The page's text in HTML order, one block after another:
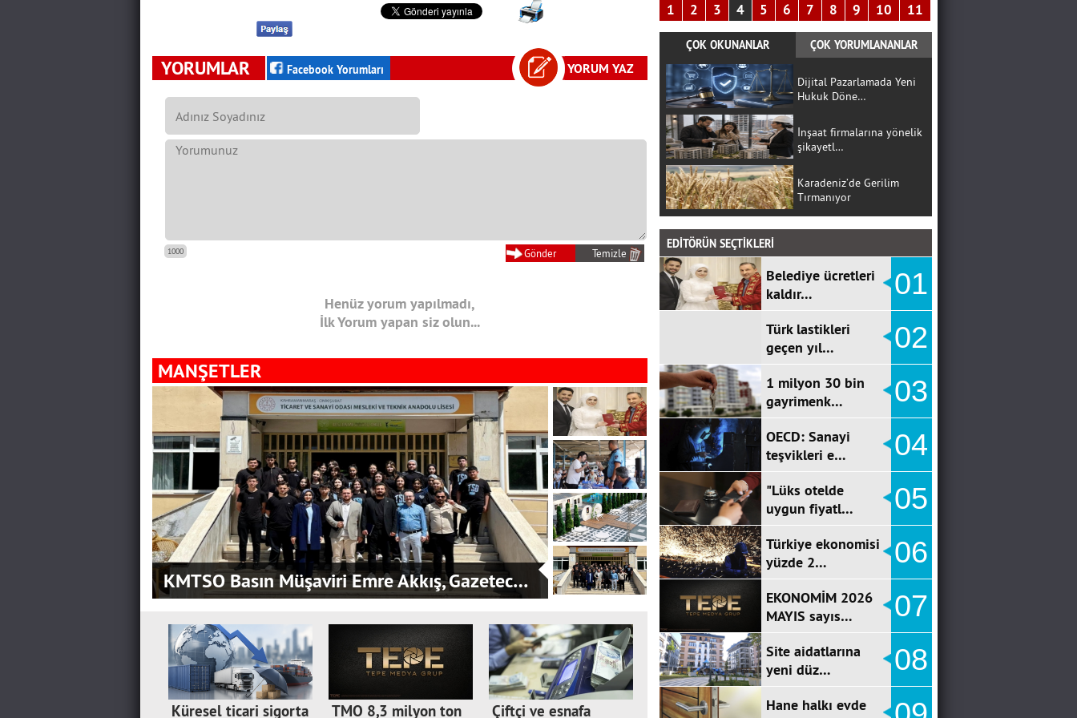
YORUMLAR Facebook Yorumları YORUM YAZ
1000
Henüz yorum yapılmadı,
İlk Yorum yapan siz olun...
MANŞETLER
KMTSO Basın Müşaviri Emre Akkış, Gazetec…
Küresel ticari sigorta TMO 8,3 milyon ton Çiftçi ve esnafa
1 2 3 4 5 6 7 8 9 10 11
ÇOK OKUNANLAR ÇOK YORUMLANANLAR
Dijital Pazarlamada Yeni
Hukuk Döne…
İnşaat firmalarına yönelik
şikayetl…
Karadeniz’de Gerilim
Tırmanıyor
EDİTÖRÜN SEÇTİKLERİ
Belediye ücretleri
kaldır…
01
Türk lastikleri
geçen yıl…
02
1 milyon 30 bin
gayrimenk…
03
OECD: Sanayi
teşvikleri e…
04
"Lüks otelde
uygun fiyatl…
05
Türkiye ekonomisi
yüzde 2…
06
EKONOMİM 2026
MAYIS sayıs…
07
Site aidatlarına
yeni düz…
08
Hane halkı evde